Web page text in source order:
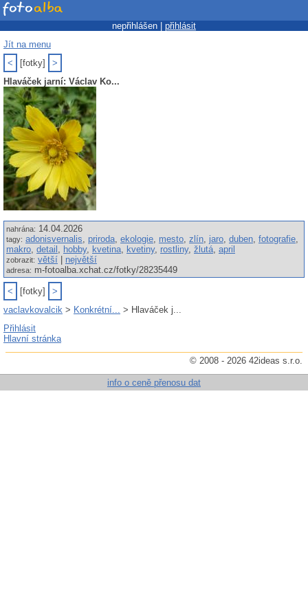
nepřihlášen | přihlásit
Jít na menu
<
[fotky]
>
Hlaváček jarní: Václav Ko...
nahrána: 14.04.2026
tagy: adonisvernalis, priroda, ekologie, mesto, zlín, jaro, duben, fotografie,
makro, detail , hobby, kvetina, kvetiny, rostliny, žlutá, april
zobrazit: větší největší
adresa: m-fotoalba.xchat.cz/fotky/28235449
< [fotky]
>
vaclavkovalcik > Konkrétní... > Hlaváček j...
Přihlásit
Hlavní stránka
© 2008 - 2026 42ideas s.r.o.
info o ceně přenosu dat